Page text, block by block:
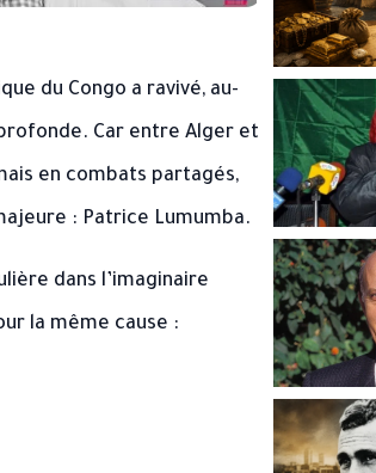
du Congo a ravivé, au-
Car entre Alger et
en combats partagés,
: Patrice Lumumba.
dans l’imaginaire
la même cause :